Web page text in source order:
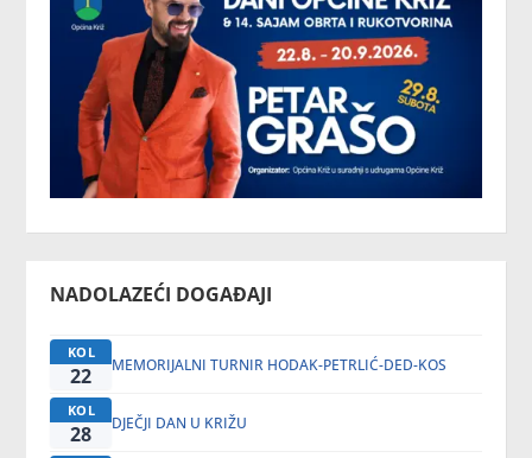
NADOLAZEĆI DOGAĐAJI
KOL
22 MEMORIJALNI TURNIR HODAK-PETRLIĆ-DED-KOS
KOL
28 DJEČJI DAN U KRIŽU